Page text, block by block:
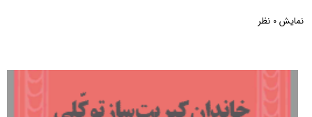
نمایش 0 نظر